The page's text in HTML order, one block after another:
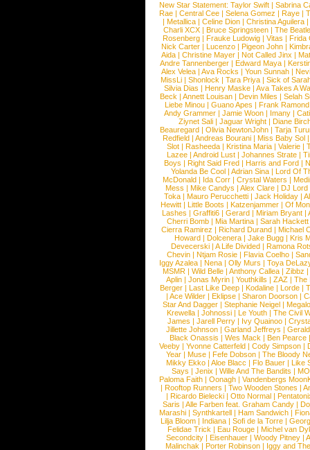
New Star Statement: Taylor Swift | Sabrina
Rae |Central Cee |Selena Gomez |Raye |
| Metallica | Celine Dion | Christina Aguilera |
Charli XCX |Bruce Springsteen |The
Rosenberg | Frauke Ludowig | Vitas | Frida
Nick Carter | Lucenzo | Pigeon John |
Aida |Christine Mayer |Not Called Jinx |
Andre Tannenberger | Edward Maya |
Alex Velea | Ava Rocks | Youn Sunnah |
MissLi | Shonlock | Tara Priya | Sick of
Silvia Dias |Henry Maske |Ava Takes A
Beck |Annett Louisan |Devin Miles |Selah
Liebe Minou |Guano Apes |Frank Ramond
Andy Grammer |Jamie Woon | Imany |
Ziynet Sali |Jaguar Wright |Diane
Beauregard |Olivia NewtonJohn |Tarja
Redfield | Andreas Bourani | Miss Baby Sol
Slot | Rasheeda | Kristina Maria | Valerie |
Lazee | Android Lust | Johannes Strate |
Boys | Right Said Fred | Harris and Ford |
Yolanda Be Cool |Adrian Sina |Lord Of
McDonald | Ida Corr |Crystal Waters |
Mess | Mike Candys | Alex Clare | DJ Lord
Toka | Mauro Perucchetti | Jack Holiday |
Hewitt |Little Boots |Katzenjammer |Of
Lashes |Graffiti6 |Gerard |Miriam Bryant |
Cherri Bomb | Mia Martina | Sarah Hackett
Cierra Ramirez | Richard Durand | Michael
Howard |Dolcenera |Jake Bugg |Kris
Devecerski |A Life Divided |Ramona
Chevin |Ntjam Rosie |Flavia Coelho |
Iggy Azalea | Nena | Olly Murs | Toya
MSMR |Wild Belle |Anthony Callea |Zibbz
Aplin | Jonas Myrin | Youthkills | ZAZ | The
Berger |Last Like Deep |Kodaline |Lorde |
|Ace Wilder |Eklipse |Sharon Doorson |
Star And Dagger | Stephanie Neigel |
Krewella | Johnossi | Le Youth | The Civil
James | Jarell Perry | Ivy Quainoo |
Jillette Johnson | Garland Jeffreys |
Black Onassis | Wes Mack | Ben Pearce
Veeby | Yvonne Catterfeld | Cody Simpson |
Year |Muse |Fefe Dobson |The Bloody
Mikky Ekko | Aloe Blacc | Flo Bauer | Like
Says | Jenix | Wille And The Bandits | MO
Paloma Faith |Oonagh |Vandenbergs
|Rooftop Runners |Two Wooden Stones |
| Ricardo Bielecki | Otto Normal |
Saris | Alle Farben feat. Graham Candy |
Marashi | Synthkartell | Ham Sandwich |
Lilja Bloom | Indiana | Sofi de la Torre |
Felidae Trick | Eau Rouge | Michel van
Secondcity |Eisenhauer |Woody Pitney |
Malinchak |Porter Robinson | Iggy and